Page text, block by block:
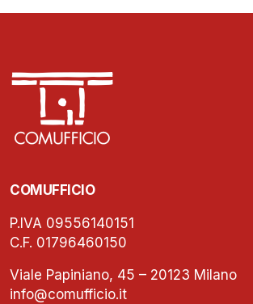
COMUFFICIO
P.IVA 09556140151
C.F. 01796460150
Viale Papiniano, 45 – 20123 Milano
info@comufficio.it